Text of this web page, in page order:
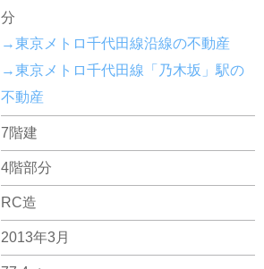
分
→東京メトロ千代田線沿線の不動産
→東京メトロ千代田線「乃木坂」駅の
不動産
7階建
4階部分
RC造
2013年3月